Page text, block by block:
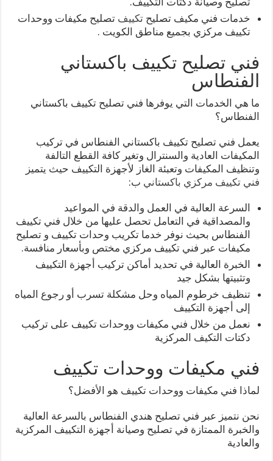
خدمات فني مكيف تصليحتكييف تصليح مكيفات ووحدات
تكييف مركزي بجميع مناطق الكويت .
فني تصليح تكييف باكستاني
الفنطاس
ما هي الخدمات التي يوفرها فني تصليح تكييف باكستاني
الفنطاس؟
يعمل فني تصليح تكييف باكستاني الفنطاس في تركيب
المكيفات العادية والسنترال وتغير كافة القطع التالفة
وتنظيف المكيفات وتعبئة الغاز لأجهزة التكييف حيث يتميز
فني تكييف مركزي باكستاني ب:
السرعة العالية في العمل والدقة في المواعيد
والمصداقية في التعامل تحصل عليها من خلال فني تكييف
الفنطاس بحيث نوفر خدما تكريب وحدات تكييف و تصليح
مكيفات عبر فني تكييف مركزي مختص وبأسعار منافسة.
الخبرة العالية في تحديد أماكن تركيب أجهزة التكييف
وتثبيتها بشكل جيد
تنظيف خرطوم المياه وحل مشكلة تسرب أو رجوع المياه
إلى أجهزة التكييف
نعمل من خلال فني مكيفات ووحدات تكييف على تركيب
دكتات التكيف المركزية
فني مكيفات ووحدات تكييف
لماذا فني مكيفات ووحدات تكييف هو الأفضل؟
نحن نتميز عبر فني تصليح هندي الفنطاس بالسرعة العالية
والخبرة الممتازة في تصليح وصيانة أجهزة التكييف المركزية
والعادية